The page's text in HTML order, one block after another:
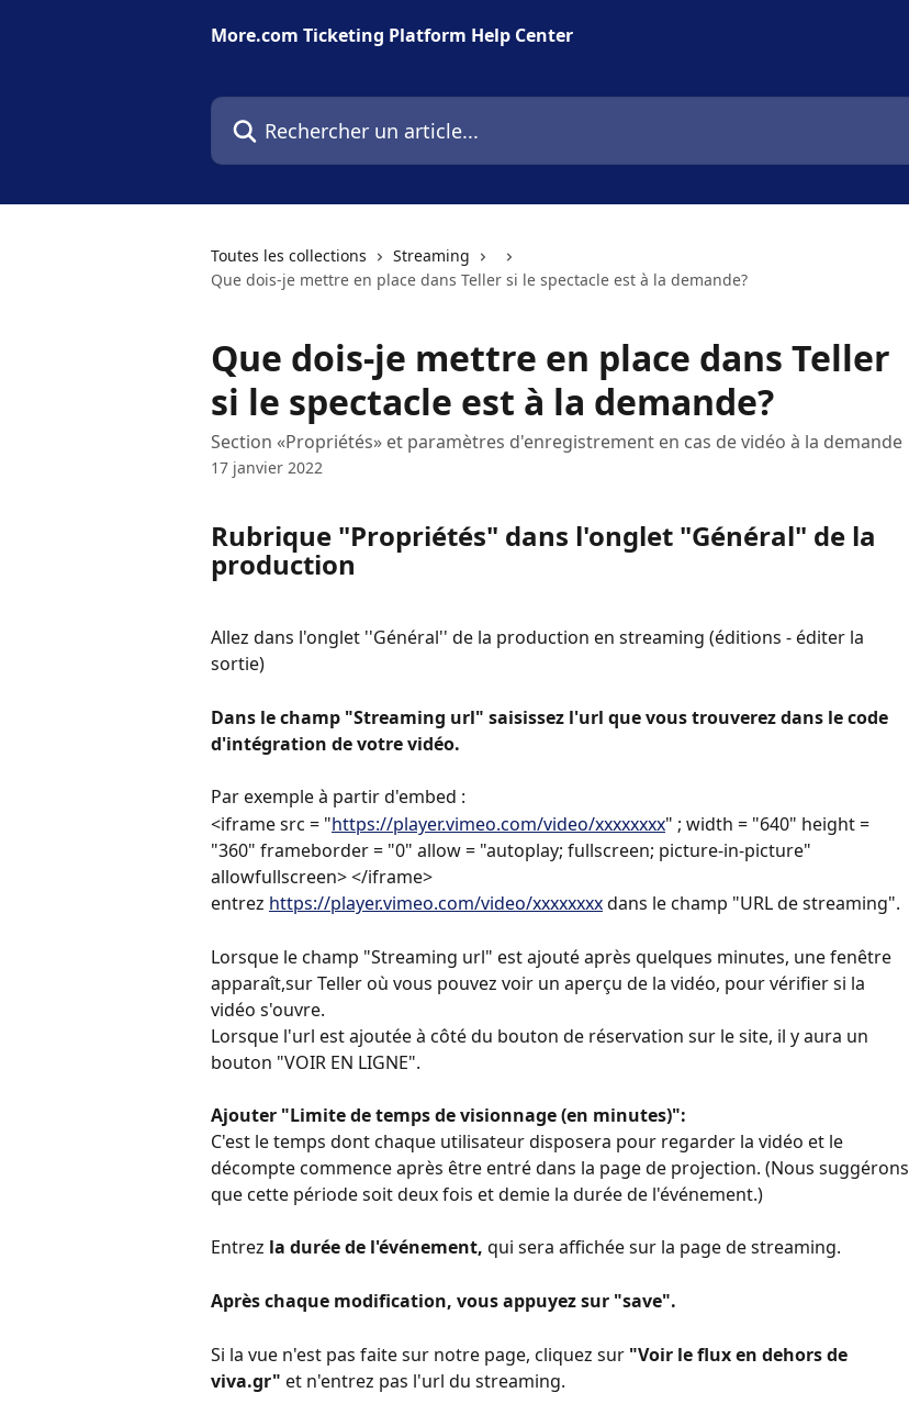
More.com Ticketing Platform Help Center
Rechercher un article...
Toutes les collections
Streaming
Que dois-je mettre en place dans Teller si le spectacle est à la demande?
Que dois-je mettre en place dans Teller
si le spectacle est à la demande?
Section «Propriétés» et paramètres d'enregistrement en cas de vidéo à la demande
17 janvier 2022
Rubrique "Propriétés" dans l'onglet "Général" de la
production
Allez dans l'onglet ''Général'' de la production en streaming (éditions - éditer la
sortie)
Dans le champ "Streaming url" saisissez l'url que vous trouverez dans le code
d'intégration de votre vidéo.
Par exemple à partir d'embed :
<iframe src = "https://player.vimeo.com/video/xxxxxxxx" ; width = "640" height =
"360" frameborder = "0" allow = "autoplay; fullscreen; picture-in-picture"
allowfullscreen> </iframe>
entrez https://player.vimeo.com/video/xxxxxxxx dans le champ "URL de streaming".
Lorsque le champ "Streaming url" est ajouté après quelques minutes, une fenêtre
apparaît,sur Teller où vous pouvez voir un aperçu de la vidéo, pour vérifier si la
vidéo s'ouvre.
Lorsque l'url est ajoutée à côté du bouton de réservation sur le site, il y aura un
bouton "VOIR EN LIGNE".
Ajouter "Limite de temps de visionnage (en minutes)":
C'est le temps dont chaque utilisateur disposera pour regarder la vidéo et le
décompte commence après être entré dans la page de projection. (Nous suggérons
que cette période soit deux fois et demie la durée de l'événement.)
Entrez la durée de l'événement, qui sera affichée sur la page de streaming.
Après chaque modification, vous appuyez sur "save".
Si la vue n'est pas faite sur notre page, cliquez sur "Voir le flux en dehors de
viva.gr" et n'entrez pas l'url du streaming.